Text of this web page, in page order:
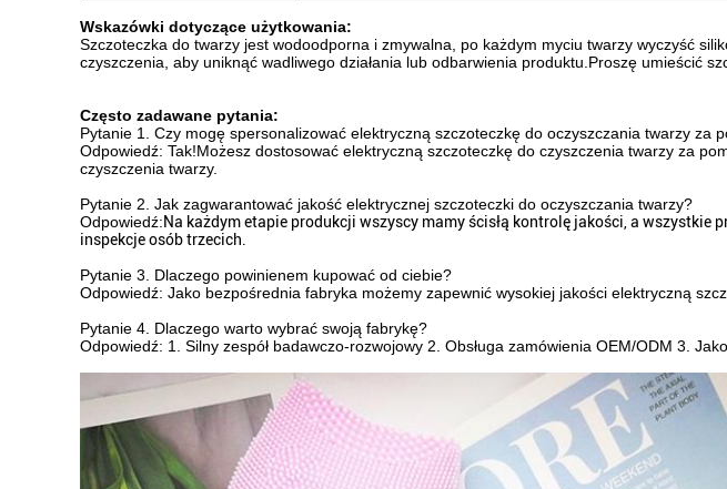
Wskazówki dotyczące użytkowania:
Szczoteczka do twarzy jest wodoodporna i zmywalna, po każdym myciu twarzy wyczyść
czyszczenia, aby uniknąć wadliwego działania lub odbarwienia produktu.Proszę umieścić
Często zadawane pytania:
Pytanie 1. Czy mogę spersonalizować elektryczną szczoteczkę do oczyszczania twarzy za
Odpowiedź: Tak!Możesz dostosować elektryczną szczoteczkę do czyszczenia twarzy za
czyszczenia twarzy.
Pytanie 2. Jak zagwarantować jakość elektrycznej szczoteczki do oczyszczania twarzy?
Odpowiedź:Na każdym etapie produkcji wszyscy mamy ścisłą kontrolę jakości, a
inspekcje osób trzecich.
Pytanie 3. Dlaczego powinienem kupować od ciebie?
Odpowiedź: Jako bezpośrednia fabryka możemy zapewnić wysokiej jakości elektryczną
Pytanie 4. Dlaczego warto wybrać swoją fabrykę?
Odpowiedź: 1. Silny zespół badawczo-rozwojowy 2. Obsługa zamówienia OEM/ODM 3.